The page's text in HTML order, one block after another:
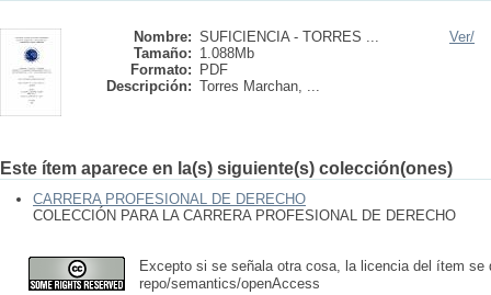
Nombre: SUFICIENCIA - TORRES ...
Tamaño: 1.088Mb
Formato:
PDF
Descripción: Torres Marchan, ...
Ver/
Este ítem aparece en la(s) siguiente(s) colección(ones)
CARRERA PROFESIONAL DE DERECHO
COLECCIÓN PARA LA CARRERA PROFESIONAL DE DERECHO
Excepto si se señala otra cosa, la licencia del ítem se
repo/semantics/openAccess